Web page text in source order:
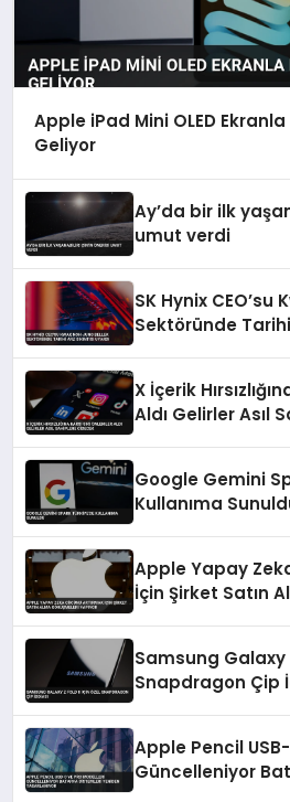
Apple iPad Mini OLED
Geliyor
Ay’da bir ilk
umut verdi
SK Hynix
Sektöründe Tarihi
X İçerik
Aldı Gelirler Asıl
Google Gemini
Kullanıma
Apple Yapay
İçin Şirket Satın
Samsung Galaxy
Snapdragon Çip
Apple Pencil
Güncelleniyor